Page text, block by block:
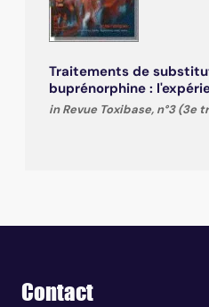
Traitements de
buprénorphine :
in Revue Toxibase, n°3 (3e
Contact